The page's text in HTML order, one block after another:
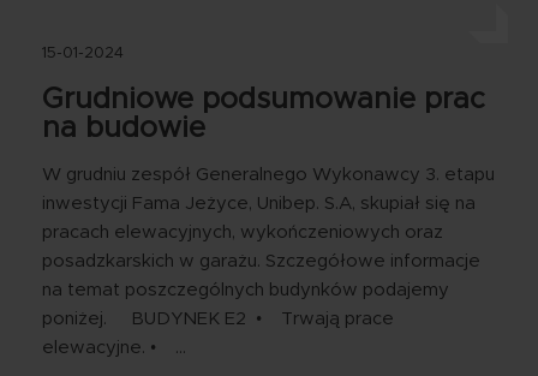
15-01-2024
Grudniowe podsumowanie prac
na budowie
W grudniu zespół Generalnego Wykonawcy 3. etapu
inwestycji Fama Jeżyce, Unibep. S.A, skupiał się na
pracach elewacyjnych, wykończeniowych oraz
posadzkarskich w garażu. Szczegółowe informacje
na temat poszczególnych budynków podajemy
poniżej. BUDYNEK E2 • Trwają prace
elewacyjne. • …